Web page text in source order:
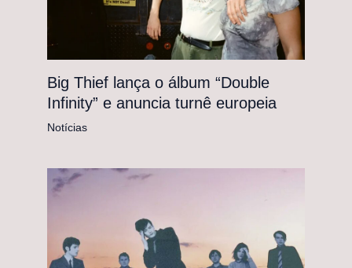
Big Thief lança o álbum “Double
Infinity” e anuncia turnê europeia
Notícias